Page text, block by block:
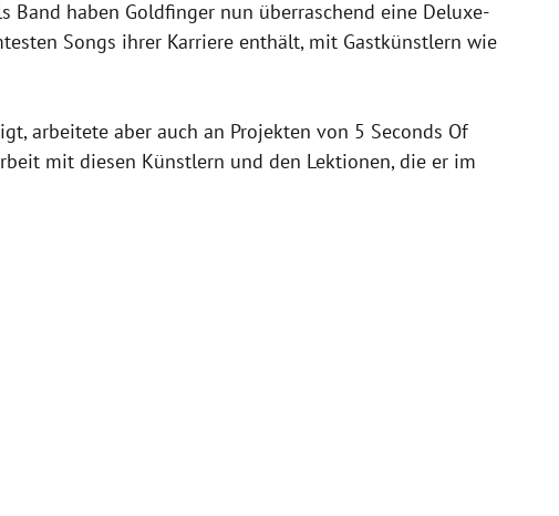
Band haben Goldfinger nun überraschend eine Deluxe-
Songs ihrer Karriere enthält, mit Gastkünstlern wie
arbeitete aber auch an Projekten von 5 Seconds Of
mit diesen Künstlern und den Lektionen, die er im